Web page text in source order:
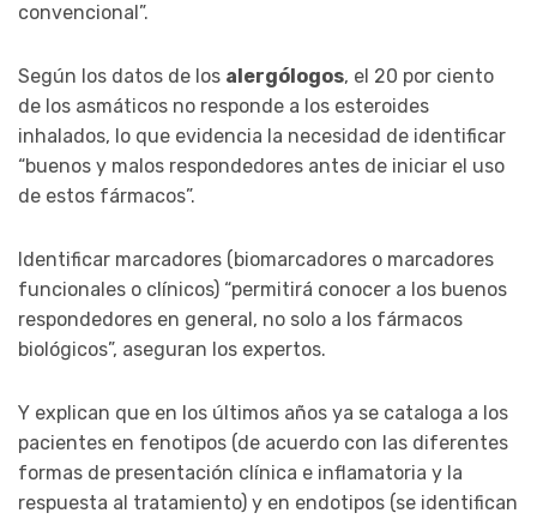
convencional”.
Según los datos de los alergólogos, el 20 por ciento
de los asmáticos no responde a los esteroides
inhalados, lo que evidencia la necesidad de identificar
“buenos y malos respondedores antes de iniciar el uso
de estos fármacos”.
Identificar marcadores (biomarcadores o marcadores
funcionales o clínicos) “permitirá conocer a los buenos
respondedores en general, no solo a los fármacos
biológicos”, aseguran los expertos.
Y explican que en los últimos años ya se cataloga a los
pacientes en fenotipos (de acuerdo con las diferentes
formas de presentación clínica e inflamatoria y la
respuesta al tratamiento) y en endotipos (se identifican